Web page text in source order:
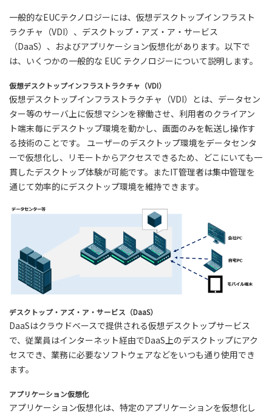
一般的なEUCテクノロジーには、仮想デスクトップインフラスト
ラクチャ（VDI）、デスクトップ・アズ・ア・サービス
（DaaS）、およびアプリケーション仮想化があります。以下で
は、いくつかの一般的な EUC テクノロジーについて説明します。
仮想デスクトップインフラストラクチャ（VDI）
仮想デスクトップインフラストラクチャ（VDI）とは、データセン
ター等のサーバ上に仮想マシンを稼働させ、利用者のクライアン
ト端末毎にデスクトップ環境を動かし、画面のみを転送し操作す
る技術のことです。 ユーザーのデスクトップ環境をデータセンタ
ーで仮想化し、リモートからアクセスできるため、どこにいても一
貫したデスクトップ体験が可能です。またIT管理者は集中管理を
通じて効率的にデスクトップ環境を維持できます。
デスクトップ・アズ・ア・サービス（DaaS）
DaaSはクラウドベースで提供される仮想デスクトップサービス
で、従業員はインターネット経由でDaaS上のデスクトップにアク
セスでき、業務に必要なソフトウェアなどをいつも通り使用でき
ます。
アプリケーション仮想化
アプリケーション仮想化は、特定のアプリケーションを仮想化し